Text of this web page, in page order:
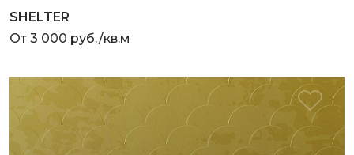
SHELTER
От 3 000 руб./кв.м